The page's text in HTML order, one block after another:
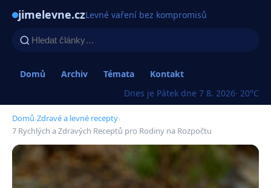
jimelevne.czLevné vaření bez kompromisů
Domů Archiv Témata
Kontakt
Dnes je Pátek dne 7 8. 2026· 20°C
Domů›Zdravé a levné recepty›
7 Rychlých a Zdravých Receptů pro Rodiny na Rozpočtu